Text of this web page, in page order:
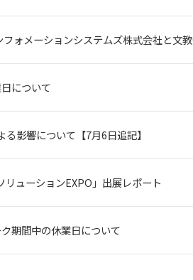
フォメーションシステムズ株式会社と文
について
影響について【7月6日追記】
リューションEXPO」出展レポート
期間中の休業日について